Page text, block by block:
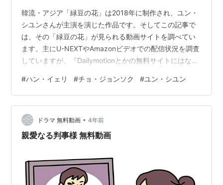
韓流・アジア「緑豆の花」は2018年に制作され、ユン・
シユンさんが主演を演じた作品です。そしてこの記事で
は、その「緑豆の花」が見られる動画サイトを調べてい
ます。主にU-NEXTやAmazonビデオでの配信状況を調査
していますが、『Dailymotionとかの無料サイトにはない
けに、無料動画サイトのリンクも載せています。動画が
あったとしても違法アップロードされた動画ばかりだと
思いますが、気にしない人は無料動画サイトでも動画を
探してみてください。1.「緑豆の花」を無料サイトで探す
無料サイトで探す場合は以下のリンクから。 Youtubeで
#ハン・イェリ #チョ・ジョンソク #ユン・シユン
ドラマ 無料動画 • 4年前
親愛なる判事様 無料動画